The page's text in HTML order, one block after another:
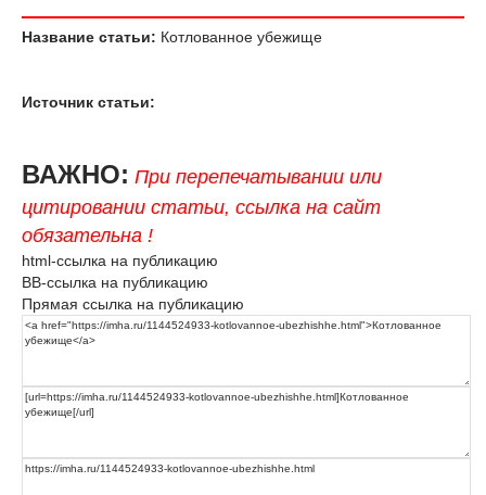
Название статьи: Котлованное убежище
Источник статьи:
ВАЖНО: При перепечатывании или
цитировании статьи, ссылка на сайт
обязательна !
html-ссылка на публикацию
BB-ссылка на публикацию
Прямая ссылка на публикацию